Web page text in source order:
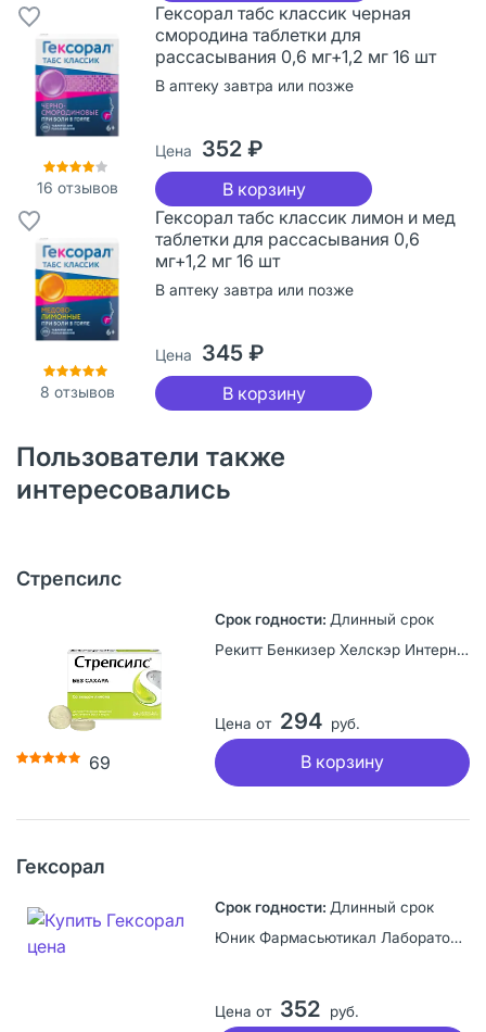
16 отзывов
Гексорал табс классик черная
смородина таблетки для
рассасывания 0,6 мг+1,2 мг 16 шт
В аптеку завтра или позже
Цена 352 ₽
В корзину
8 отзывов
Гексорал табс классик лимон и мед
таблетки для рассасывания 0,6
мг+1,2 мг 16 шт
В аптеку завтра или позже
Цена 345 ₽
В корзину
Пользователи также
интересовались
Стрепсилс
69
Длинный срок
Рекитт Бенкизер Хелскэр Интернешнл Лтд, Великобритания
Цена от 294 руб.
В корзину
Гексорал
Длинный срок
Юник Фармасьютикал Лабораториз, Индия
Цена от 352 руб.